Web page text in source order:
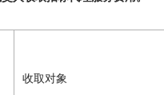
收取对象